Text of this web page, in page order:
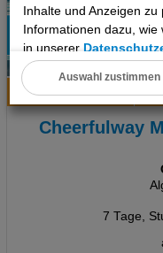
Inhalte und Anzeigen
Informationen dazu,
in unserer
Datenschutz- und
Cookie Einstellungen
Technische Cookies
Auswahl zustimmen
Hotelinfo
Cheerfulway
7 Tage,